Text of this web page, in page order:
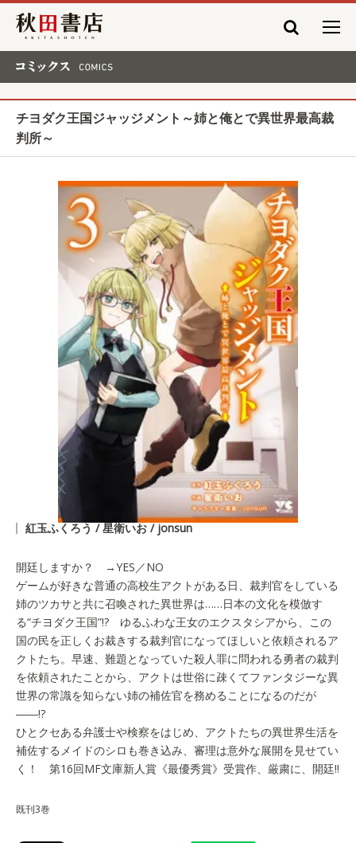
秋田書店
チヨダク王国ジャッジメント～姉と俺とで異世界最高裁
判所～
紅玉ふくろう / 星衛いお / jonsun
開廷しますか？ →YES／NO
ゲームが好きな普通の高校生アクトがある日、裁判官をしている
姉のツカサと共に召喚された異世界は……日本の文化を模倣す
る“チヨダク王国”!? ゆるふわな王女のエクスタシアから、この
国の民を正しくお裁きする裁判官になってほしいと依頼されるア
クトたち。早速、難題となっていた殺人罪に問われる勇者の裁判
を依頼されたことから、アクトは世俗に疎くてファンタジーな異
世界の常識を知らない姉の補佐官を務めることになるのだが
――!?
ひとクセある弁護士や検察をはじめ、アクトたちの異世界生活を
補佐するメイドのシロも巻き込み、審理は意外な展開を見せてい
く！ 第16回MF文庫新人賞《最優秀賞》受賞作、厳粛に、開廷!!
既刊3巻